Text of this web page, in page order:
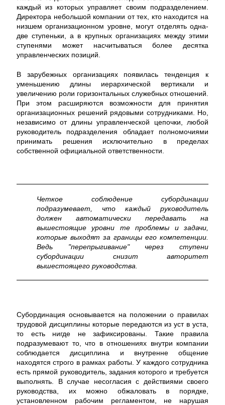
каждый из которых управляет своим подразделением.
Директора небольшой компании от тех, кто находится на
низшем организационном уровне, могут отделять одна-
две ступеньки, а в крупных организациях между этими
ступенями может насчитываться более десятка
управленческих позиций.
В зарубежных организациях появилась тенденция к
уменьшению длины иерархической вертикали и
увеличению роли горизонтальных служебных отношений.
При этом расширяются возможности для принятия
организационных решений рядовыми сотрудниками. Но,
независимо от длины управленческой цепочки, любой
руководитель подразделения обладает полномочиями
принимать решения исключительно в пределах
собственной официальной ответственности.
Четкое соблюдение субординации
подразумевает, что каждый руководитель
должен автоматически передавать на
вышестоящие уровни те проблемы и задачи,
которые выходят за границы его компетенции.
Ведь "перепрыгивание" через ступени
субординации снизит авторитет
вышестоящего руководства.
Субординация основывается на положении о правилах
трудовой дисциплины которые передаются из уст в уста,
то есть нигде не зафиксированы. Такие правила
подразумевают то, что в отношениях внутри компании
соблюдается дисциплина и внутренне общение
находятся строго в рамках работы. У каждого сотрудника
есть прямой руководитель, задания которого и требуется
выполнять. В случае несогласия с действиями своего
руководства, их можно обжаловать в порядке,
установленном рабочим регламентом, не нарушая